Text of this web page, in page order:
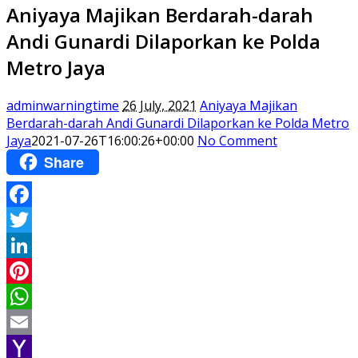
Aniyaya Majikan Berdarah-darah
Andi Gunardi Dilaporkan ke Polda
Metro Jaya
adminwarningtime 26 July, 2021 Aniyaya Majikan
Berdarah-darah Andi Gunardi Dilaporkan ke Polda Metro
Jaya2021-07-26T16:00:26+00:00 No Comment
Share
Facebook
Twitter
LinkedIn
Pinterest
WhatsApp
Email